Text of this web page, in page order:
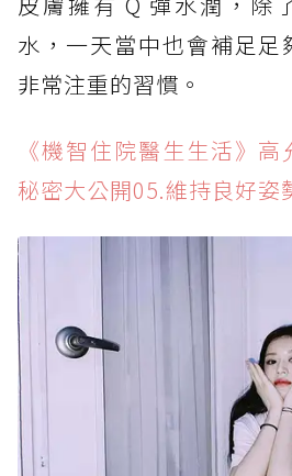
水，一天當中也會補足足
非常注重的習慣。
《機智住院醫生生活》
秘密大公開05.維持良好姿